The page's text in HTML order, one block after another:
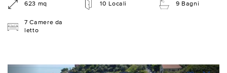
623 mq 10 Locali 9 Bagni
7 Camere da
letto